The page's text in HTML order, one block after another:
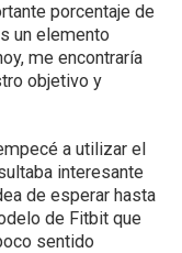
porcentaje de
un elemento
me encontraría
objetivo y
a utilizar el
interesante
de esperar hasta
de Fitbit que
sentido